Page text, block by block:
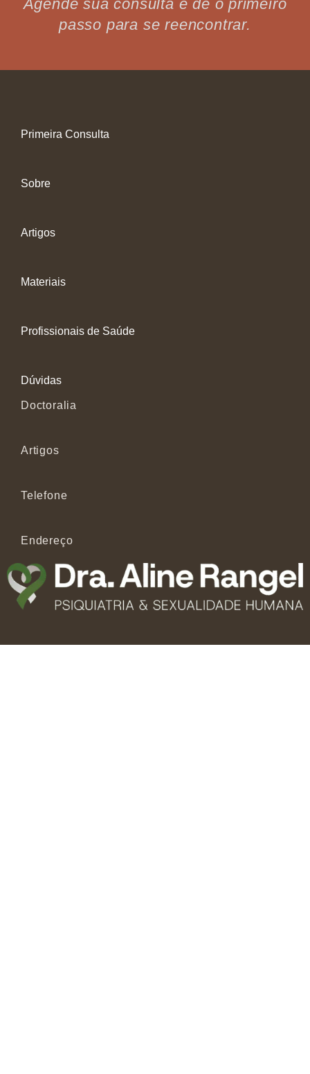
Agende sua consulta e dê o primeiro
passo para se reencontrar.
Primeira Consulta
Sobre
Artigos
Materiais
Profissionais de Saúde
Dúvidas
Doctoralia
Artigos
Telefone
Endereço